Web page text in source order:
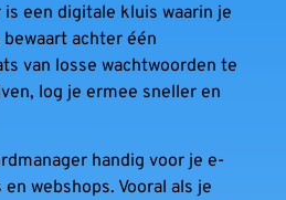
een digitale kluis waarin je
achter één
van losse wachtwoorden te
log je ermee sneller en
handig voor je e-
webshops. Vooral als je